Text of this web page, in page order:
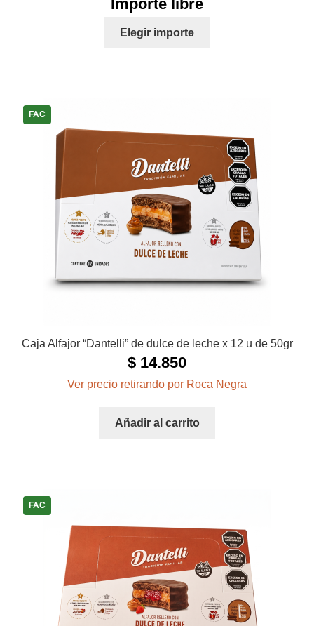
Importe libre
Elegir importe
FAC
Caja Alfajor “Dantelli” de dulce de leche x 12 u de 50gr
$ 14.850
Ver precio retirando por Roca Negra
Añadir al carrito
FAC